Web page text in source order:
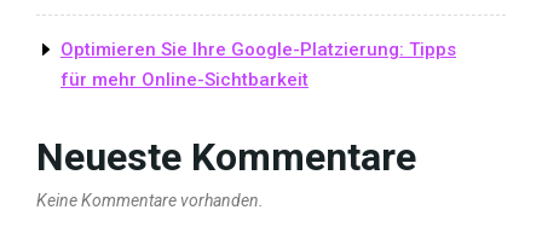
Optimieren Sie Ihre Google-Platzierung: Tipps
für mehr Online-Sichtbarkeit
Neueste Kommentare
Keine Kommentare vorhanden.